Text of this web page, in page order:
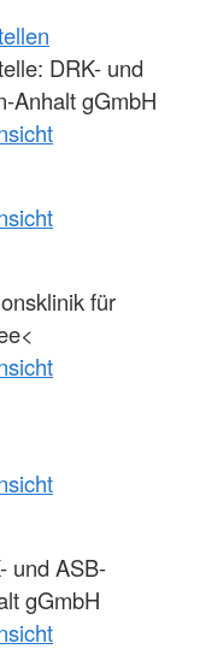
DRK- und
Anhalt gGmbH
für
und ASB-
gGmbH